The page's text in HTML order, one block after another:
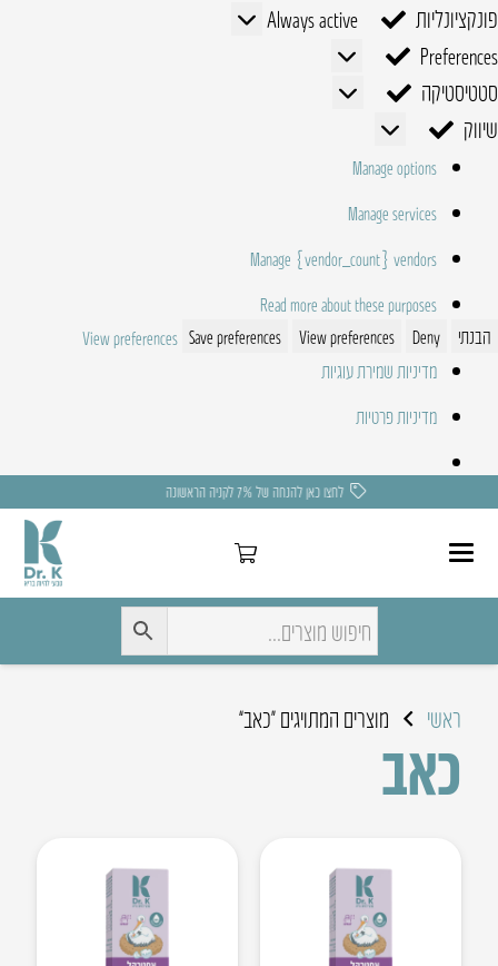
פונקציונליות פונקציונליות
Always active
Preferences
Preferences
סטטיסטיקה
סטטיסטיקה
שיווק
שיווק
Manage options
Manage services
Manage {vendor_count} vendors
Read more about these purposes
הבנתי
Deny
View preferences
Save preferences
View preferences
מדיניות שמירת עוגיות
מדיניות פרטיות
משלוח חינם בקניה מעל 275 ₪
ראשי מוצרים המתויגים “כאב”
כאב